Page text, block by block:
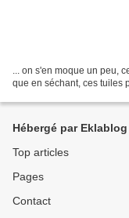
... on s'en moque un peu,
que en séchant, ces tuiles
Hébergé par Eklablog
Top articles
Pages
Contact